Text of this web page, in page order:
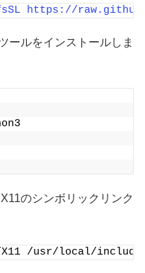
https://
ールをインストールしま
のシンボリックリンク
/usr/local/include/